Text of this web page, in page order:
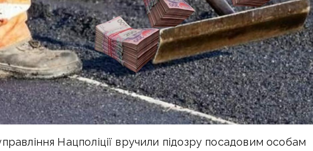
Нацполіції вручили підозру посадовим особам